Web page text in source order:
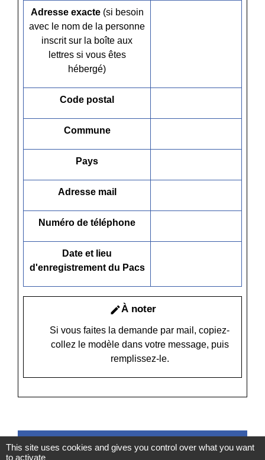
Adresse exacte(si besoin
avec le nom de la personne
inscrit sur la boîte aux
lettres si vous êtes
hébergé)
Code postal
Commune
Pays
Adresse mail
Numéro de téléphone
Date et lieu
d'enregistrement du Pacs
editÀ noter
Si vous faites la demande par mail, copiez-
collez le modèle dans votre message, puis
remplissez-le.
POUR TOUTE
This site uses cookies and gives you control over what you want
to activate